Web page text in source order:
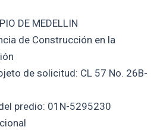
DE MEDELLIN
de Construcción en la
de solicitud: CL 57 No. 26B-
predio: 01N-5295230